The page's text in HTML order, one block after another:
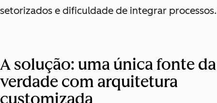
setorizados e dificuldade de integrar processos.
A solução: uma única fonte da
verdade com arquitetura
customizada